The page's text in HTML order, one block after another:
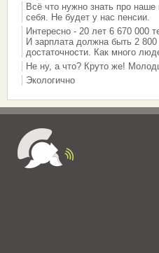
Всё что нужно знать про наше
себя. Не будет у нас пенсии.
Интересно - 20 лет 6 670 000
И зарплата должна быть 2
достаточности. Как много
Не ну, а что? Круто же!
Экологично